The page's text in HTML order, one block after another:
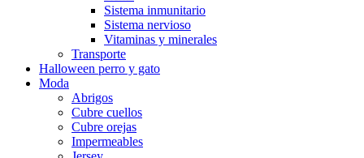
Sistema inmunitario
Sistema nervioso
Vitaminas y minerales
Transporte
Halloween perro y gato
Moda
Abrigos
Cubre cuellos
Cubre orejas
Impermeables